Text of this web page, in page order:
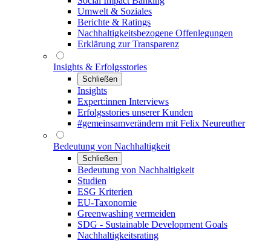
Umwelt & Soziales
Berichte & Ratings
Nachhaltigkeitsbezogene Offenlegungen
Erklärung zur Transparenz
Insights & Erfolgsstories
Schließen
Insights
Expert:innen Interviews
Erfolgsstories unserer Kunden
#gemeinsamverändern mit Felix Neureuther
Bedeutung von Nachhaltigkeit
Schließen
Bedeutung von Nachhaltigkeit
Studien
ESG Kriterien
EU-Taxonomie
Greenwashing vermeiden
SDG - Sustainable Development Goals
Nachhaltigkeitsrating